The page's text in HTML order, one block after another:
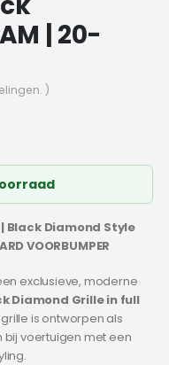
| 20-
)
Black Diamond Style
VOORBUMPER
exclusieve, moderne
Diamond Grille in full
is ontworpen als
voertuigen met een